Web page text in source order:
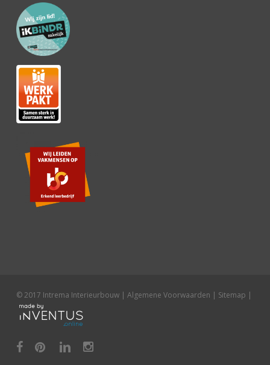
© 2017 Intrema Interieurbouw | Algemene Voorwaarden | Sitemap |
facebookpinterestlinkedininstagram